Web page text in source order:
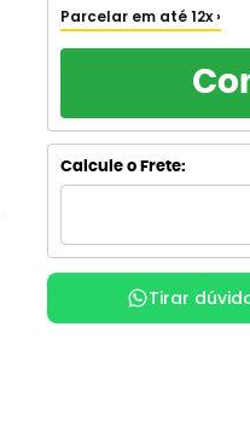
Parcelar em até 12x ›
2xde R$ 1.450,00
5xde R$ 663,00
Calcule o Frete:
Tirar